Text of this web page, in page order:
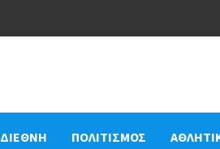
ΔΙΕΘΝΗ ΠΟΛΙΤΙΣΜΟΣ